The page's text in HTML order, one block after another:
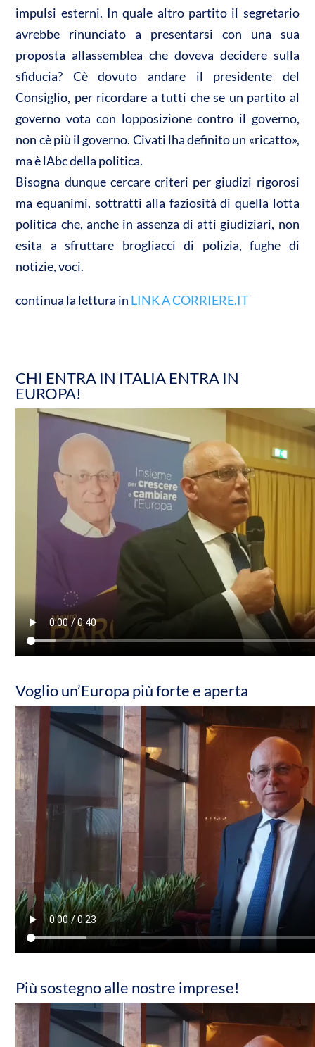
impulsi esterni. In quale altro partito il segretario
avrebbe rinunciato a presentarsi con una sua
proposta allassemblea che doveva decidere sulla
sfiducia? Cè dovuto andare il presidente del
Consiglio, per ricordare a tutti che se un partito al
governo vota con lopposizione contro il governo,
non cè più il governo. Civati lha definito un «ricatto»,
ma è lAbc della politica.
Bisogna dunque cercare criteri per giudizi rigorosi
ma equanimi, sottratti alla faziosità di quella lotta
politica che, anche in assenza di atti giudiziari, non
esita a sfruttare brogliacci di polizia, fughe di
notizie, voci.
continua la lettura in LINK A CORRIERE.IT
CHI ENTRA IN ITALIA ENTRA IN
EUROPA!
Voglio un’Europa più forte e aperta
Più sostegno alle nostre imprese!